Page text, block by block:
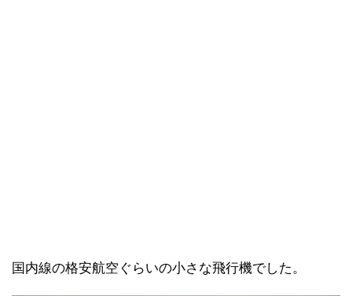
国内線の格安航空ぐらいの小さな飛行機でした。